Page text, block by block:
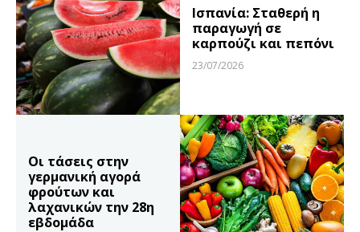
Ισπανία: Σταθερή η
παραγωγή σε
καρπούζι και πεπόνι
23/07/2026
Οι τάσεις στην
γερμανική αγορά
φρούτων και
λαχανικών την 28η
εβδομάδα